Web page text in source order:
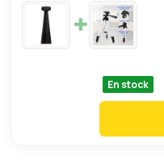
En stock